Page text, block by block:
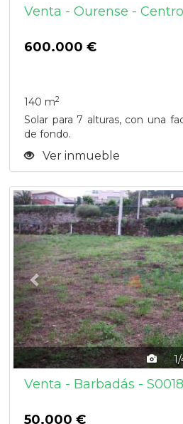
Venta - Ourense -
600.000 €
140 m2
Solar para 7 alturas, con una
de fondo.
Ver inmueble
Previous
Venta - Barbadás -
50.000 €